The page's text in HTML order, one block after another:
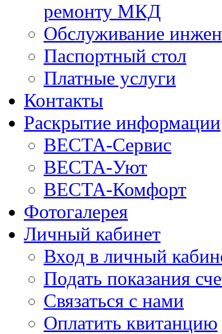
ремонту МКД
Обслуживание
Паспортный стол
Платные услуги
Контакты
Раскрытие информации
ВЕСТА-Сервис
ВЕСТА-Уют
ВЕСТА-Комфорт
Фотогалерея
Личный кабинет
Вход в личный
Подать показания
Связаться с нами
Оплатить квитанцию